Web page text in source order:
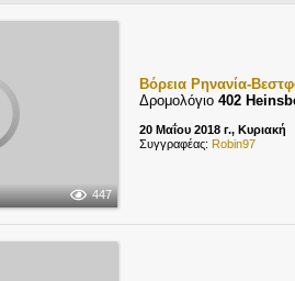
447
Βόρεια Ρηνανία-
Δρομολόγιο 402
20 Μαΐου 2018 г., Κυριακή
Συγγραφέας: Robin97